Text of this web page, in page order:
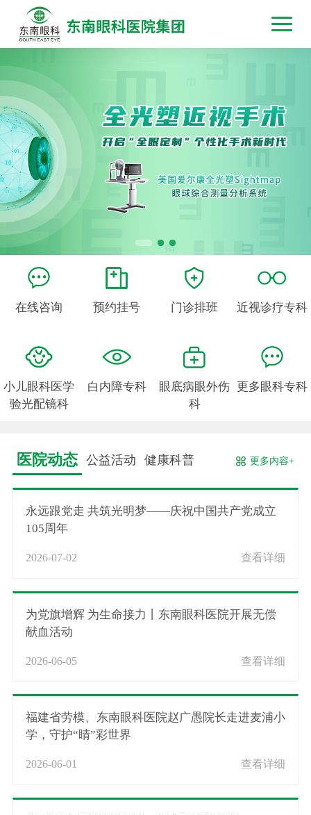
在线咨询 预约挂号 门诊排班 近视诊疗专科
小儿眼科医学
验光配镜科
白内障专科
眼底病眼外伤
科
更多眼科专科
医院动态 公益活动 健康科普 更多内容+
永远跟党走 共筑光明梦——庆祝中国共产党成立
105周年
2026-07-02 查看详细
为党旗增辉 为生命接力丨东南眼科医院开展无偿
献血活动
2026-06-05 查看详细
福建省劳模、东南眼科医院赵广愚院长走进麦浦小
学，守护“睛”彩世界
2026-06-01 查看详细